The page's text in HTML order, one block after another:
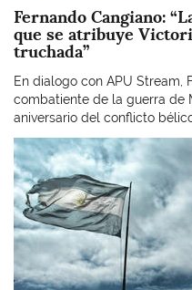
Fernando Cangiano:
que se atribuye
truchada”
En dialogo con APU Stream,
combatiente de la guerra de
aniversario del conflicto
Imagen